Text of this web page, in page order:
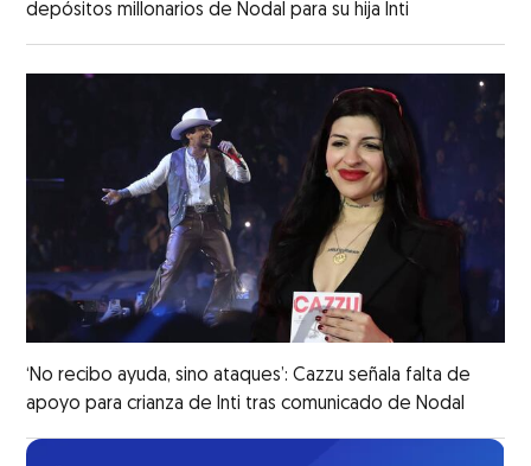
depósitos millonarios de Nodal para su hija Inti
‘No recibo ayuda, sino ataques’: Cazzu señala falta de
apoyo para crianza de Inti tras comunicado de Nodal